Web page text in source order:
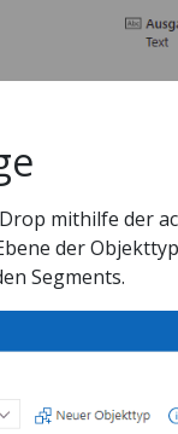
mithilfe der
der
Segments.